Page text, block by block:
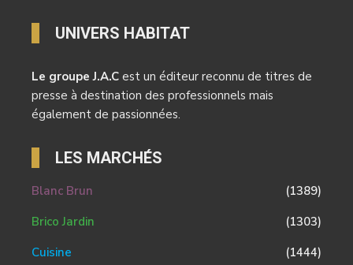
UNIVERS HABITAT
Le groupe J.A.C est un éditeur reconnu de titres de
presse à destination des professionnels mais
également de passionnées.
LES MARCHÉS
Blanc Brun
(1389)
Brico Jardin
(1303)
Cuisine
(1444)